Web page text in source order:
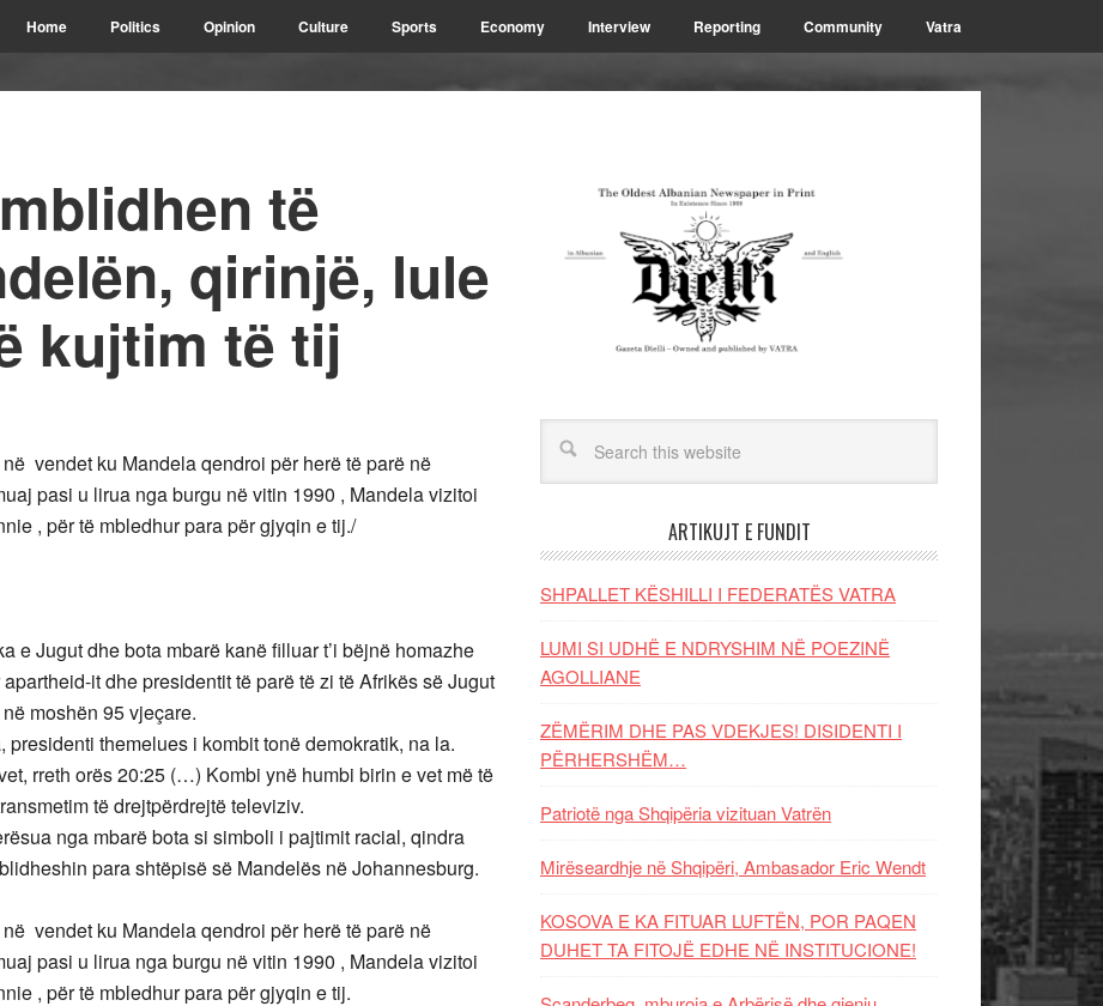
Home Politics Opinion Culture Sports Economy Interview Reporting Community Vatra
të
qirinjë, lule
kujtim të tij
vendet ku Mandela qendroi për herë të parë në
pasi u lirua nga burgu në vitin 1990 , Mandela vizitoi
, për të mbledhur para për gjyqin e tij./
e Jugut dhe bota mbarë kanë filluar t’i bëjnë homazhe
it dhe presidentit të parë të zi të Afrikës së Jugut
moshën 95 vjeçare.
themelues i kombit tonë demokratik, na la.
rreth orës 20:25 (…) Kombi ynë humbi birin e vet më të
të drejtpërdrejtë televiziv.
nga mbarë bota si simboli i pajtimit racial, qindra
para shtëpisë së Mandelës në Johannesburg.
vendet ku Mandela qendroi për herë të parë në
pasi u lirua nga burgu në vitin 1990 , Mandela vizitoi
, për të mbledhur para për gjyqin e tij.
ARTIKUJT E FUNDIT
SHPALLET KËSHILLI I FEDERATËS VATRA
LUMI SI UDHË E NDRYSHIM NË POEZINË
AGOLLIANE
ZËMËRIM DHE PAS VDEKJES! DISIDENTI I
PËRHERSHËM…
Patriotë nga Shqipëria vizituan Vatrën
Mirëseardhje në Shqipëri, Ambasador Eric Wendt
KOSOVA E KA FITUAR LUFTËN, POR PAQEN
DUHET TA FITOJË EDHE NË INSTITUCIONE!